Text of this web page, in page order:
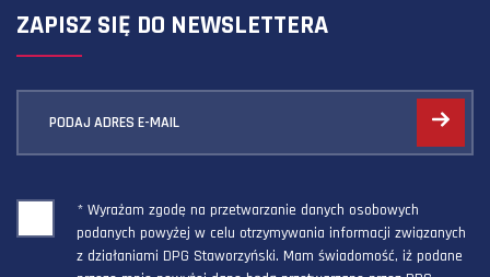
ZAPISZ SIĘ DO NEWSLETTERA
PODAJ ADRES E-MAIL
* Wyrażam zgodę na przetwarzanie danych osobowych
podanych powyżej w celu otrzymywania informacji związanych
z działaniami DPG Staworzyński. Mam świadomość, iż podane